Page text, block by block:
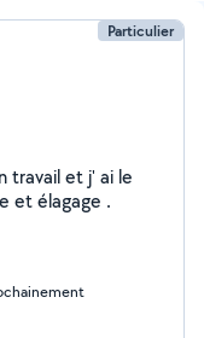
Particulier
travail et j' ai le
et élagage .